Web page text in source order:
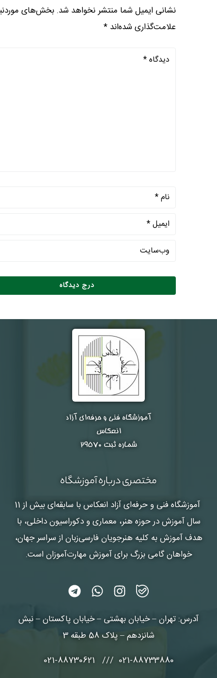
نشانی ایمیل شما منتشر نخواهد شد. بخش‌های
علامت‌گذاری شده‌اند *
آموزشگاه فنی و حرفه‌ای آزاد
انعکاس
شماره ثبت ۲۹۵۷۰
مختصری درباره آموزشگاه
آموزشگاه فنی و حرفه‌ای آزاد انعکاس
با سابقه‌ای بیش از 11
سال آموزش در حوزه هنر، معماری و دکوراسیون داخلی، با
هدف آموزش به کلیه هنرجویان فارسی‌زبان از سراسر جهان،
خواهان گامی بزرگ برای آموزش مهارت‌آموزان است.
آدرس: تهران – خیابان بهشتی – خیابان پاکستان – نبش
شانزدهم – پلاک 58 طبقه 3
021-88733880 /// 021-88730621